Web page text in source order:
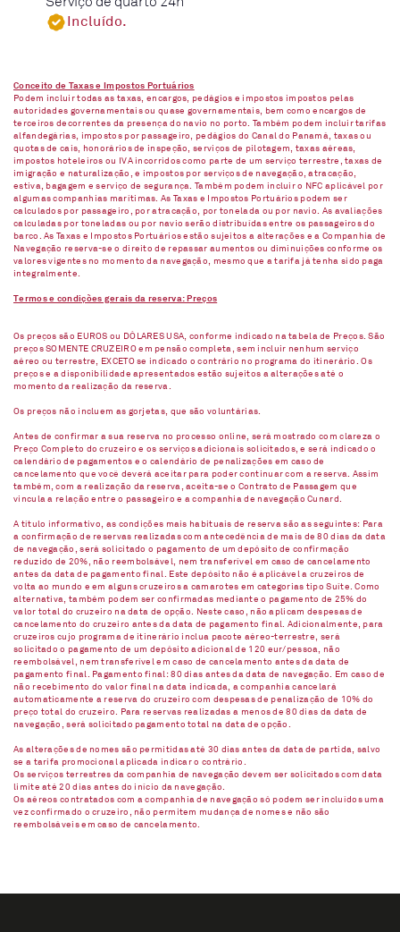
Incluído.
Conceito de Taxas e Impostos Portuários
Podem incluir todas as taxas, encargos, pedágios e impostos impostos pelas
autoridades governamentais ou quase governamentais, bem como encargos de
terceiros decorrentes da presença do navio no porto. Também podem incluir tarifas
alfandegárias, impostos por passageiro, pedágios do Canal do Panamá, taxas ou
quotas de cais, honorários de inspeção, serviços de pilotagem, taxas aéreas,
impostos hoteleiros ou IVA incorridos como parte de um serviço terrestre, taxas de
imigração e naturalização, e impostos por serviços de navegação, atracação,
estiva, bagagem e serviço de segurança. Também podem incluir o NFC aplicável por
algumas companhias marítimas. As Taxas e Impostos Portuários podem ser
calculados por passageiro, por atracação, por tonelada ou por navio. As avaliações
calculadas por toneladas ou por navio serão distribuídas entre os passageiros do
barco. As Taxas e Impostos Portuários estão sujeitos a alterações e a Companhia de
Navegação reserva-se o direito de repassar aumentos ou diminuições conforme os
valores vigentes no momento da navegação, mesmo que a tarifa já tenha sido paga
integralmente.
Termos e condições gerais da reserva: Preços
Os preços são EUROS ou DÓLARES USA, conforme indicado na tabela de Preços. São
preços SOMENTE CRUZEIRO em pensão completa, sem incluir nenhum serviço
aéreo ou terrestre, EXCETO se indicado o contrário no programa do itinerário. Os
preços e a disponibilidade apresentados estão sujeitos a alterações até o
momento da realização da reserva.
Os preços não incluem as gorjetas, que são voluntárias.
Antes de confirmar a sua reserva no processo online, será mostrado com clareza o
Preço Completo do cruzeiro e os serviços adicionais solicitados, e será indicado o
calendário de pagamentos e o calendário de penalizações em caso de
cancelamento que você deverá aceitar para poder continuar com a reserva. Assim
também, com a realização da reserva, aceita-se o Contrato de Passagem que
vincula a relação entre o passageiro e a companhia de navegação Cunard.
A título informativo, as condições mais habituais de reserva são as seguintes: Para
a confirmação de reservas realizadas com antecedência de mais de 80 dias da data
de navegação, será solicitado o pagamento de um depósito de confirmação
reduzido de 20%, não reembolsável, nem transferível em caso de cancelamento
antes da data de pagamento final. Este depósito não é aplicável a cruzeiros de
volta ao mundo e em alguns cruzeiros a camarotes em categorias tipo Suíte. Como
alternativa, também podem ser confirmadas mediante o pagamento de 25% do
valor total do cruzeiro na data de opção. Neste caso, não aplicam despesas de
cancelamento do cruzeiro antes da data de pagamento final. Adicionalmente, para
cruzeiros cujo programa de itinerário inclua pacote aéreo-terrestre, será
solicitado o pagamento de um depósito adicional de 120 eur/pessoa, não
reembolsável, nem transferível em caso de cancelamento antes da data de
pagamento final. Pagamento final: 80 dias antes da data de navegação. Em caso de
não recebimento do valor final na data indicada, a companhia cancelará
automaticamente a reserva do cruzeiro com despesas de penalização de 10% do
preço total do cruzeiro. Para reservas realizadas a menos de 80 dias da data de
navegação, será solicitado pagamento total na data de opção.
As alterações de nomes são permitidas até 30 dias antes da data de partida, salvo
se a tarifa promocional aplicada indicar o contrário.
Os serviços terrestres da companhia de navegação devem ser solicitados com data
limite até 20 dias antes do início da navegação.
Os aéreos contratados com a companhia de navegação só podem ser incluídos uma
vez confirmado o cruzeiro, não permitem mudança de nomes e não são
reembolsáveis em caso de cancelamento.​